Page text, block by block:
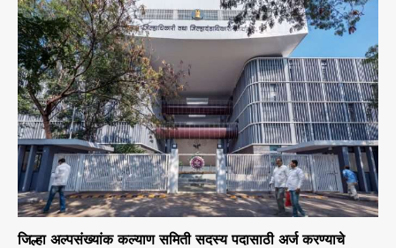
जिल्हा अल्पसंख्यांक कल्याण समिती सदस्य पदासाठी अर्ज करण्याचे